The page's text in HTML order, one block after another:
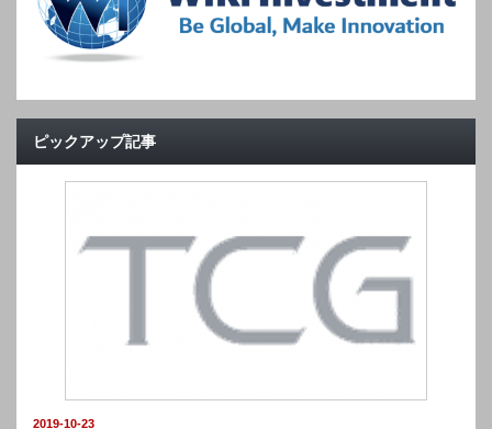
ピックアップ記事
2019-10-23